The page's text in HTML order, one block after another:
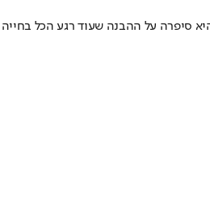
סיפרה על ההבנה שעוד רגע הכל